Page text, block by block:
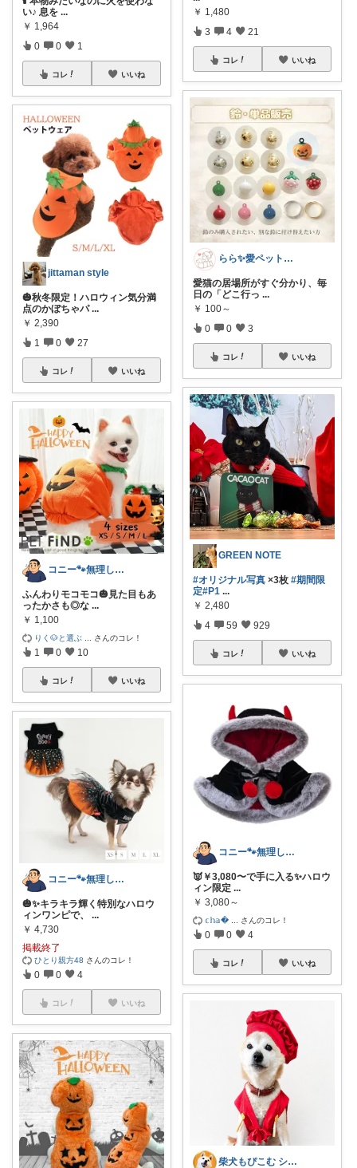
い♪ 息を ...
￥ 1,964
0 0 1
コレ いいね
jittaman style
🎃秋冬限定！ハロウィン気分満
点のかぼちゃパ ...
￥ 2,390
1 0 27
コレ いいね
コニー🐾無理しない暮らしROOM✨
ふんわりモコモコ🎃見た目もあ
ったかさも◎な ...
￥ 1,100
りく🐶と選ぶ さんのコレ！
1 0 10
コレ いいね
コニー🐾無理しない暮らしROOM✨
🎃✨キラキラ輝く特別なハロウ
ィンワンピで、
...
￥ 4,730
掲載終了
ひとり親方48 さんのコレ！
0 0 4
コレ いいね
￥ 1,480
3 4 21
コレ いいね
らら✨愛ペットと暮らすコスパ名品ハンター
愛猫の居場所がすぐ分かり、毎
日の「どこ行っ ...
￥ 100～
0 0 3
コレ いいね
GREEN NOTE
#オリジナル写真 ×3枚 #期間限
定#P1 ...
￥ 2,480
4 59 929
コレ いいね
コニー🐾無理しない暮らしROOM✨
👿￥3,080〜で手に入る✨ハロウ
ィン限定 ...
￥ 3,080～
𝕔𝕙𝕒 さんのコレ！
0 0 4
コレ いいね
柴犬もぴこむ シニア犬との素敵な暮らし